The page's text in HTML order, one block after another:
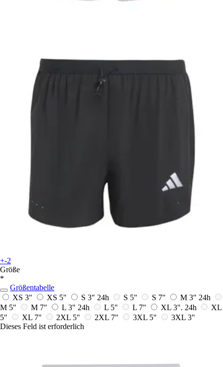
+-2
Größe
*
Größentabelle
XS 3"
XS 5" S 3" 24h S 5" S 7" M 3" 24h
M 5"
M 7" L 3" 24h L 5" L 7" XL 3". 24h
XL
5"
XL 7" 2XL 5" 2XL 7" 3XL 5"
3XL 3"
Dieses Feld ist erforderlich